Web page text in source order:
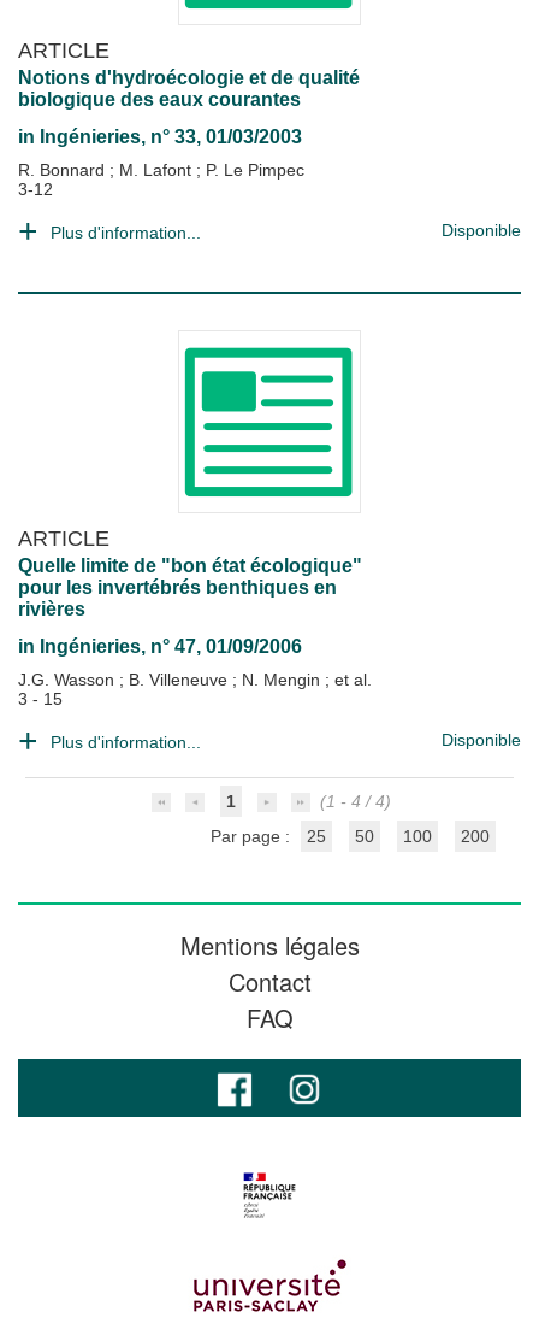
ARTICLE
Notions d'hydroécologie et de qualité
biologique des eaux courantes
in Ingénieries, n° 33, 01/03/2003
R. Bonnard ; M. Lafont ; P. Le Pimpec
3-12
Plus d'information... Disponible
ARTICLE
Quelle limite de "bon état écologique"
pour les invertébrés benthiques en
rivières
in Ingénieries, n° 47, 01/09/2006
J.G. Wasson ; B. Villeneuve ; N. Mengin ; et al.
3 - 15
Plus d'information... Disponible
1
(1 - 4 / 4)
Par page :
25 50 100 200
Mentions légales
Contact
FAQ